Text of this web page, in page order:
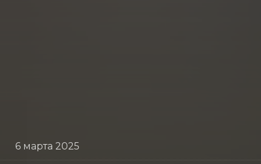
6 марта 2025